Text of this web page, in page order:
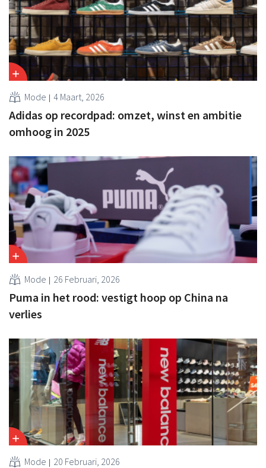
Mode 4 Maart, 2026
Adidas op recordpad: omzet, winst en ambitie
omhoog in 2025
Mode 26 Februari, 2026
Puma in het rood: vestigt hoop op China na
verlies
Mode 20 Februari, 2026